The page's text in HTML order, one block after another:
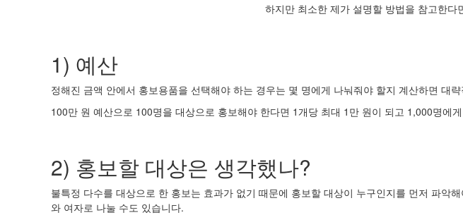
하지만 최소한 제가 설명할 방법을 참고한
1) 예산
정해진 금액 안에서 홍보용품을 선택해야 하는 경우는 몇 명에게 나눠줘야 할지 계산하면 대
100만 원 예산으로 100명을 대상으로 홍보해야 한다면 1개당 최대 1만 원이 되고 1,000명에
2) 홍보할 대상은 생각했나?
불특정 다수를 대상으로 한 홍보는 효과가 없기 때문에 홍보할 대상이 누구인지를 먼저 파
와 여자로 나눌 수도 있습니다.